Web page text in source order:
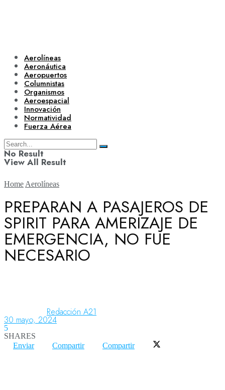
Aerolíneas
Aeronáutica
Aeropuertos
Columnistas
Organismos
Aeroespacial
Innovación
Normatividad
Fuerza Aérea
No Result
View All Result
Aerolíneas
Aeronáutica
Home Aerolíneas
PREPARAN A PASAJEROS DE
SPIRIT PARA AMERIZAJE DE
EMERGENCIA, NO FUE
NECESARIO
Redacción A21
30 mayo, 2024
5
SHARES
Enviar
Compartir Compartir